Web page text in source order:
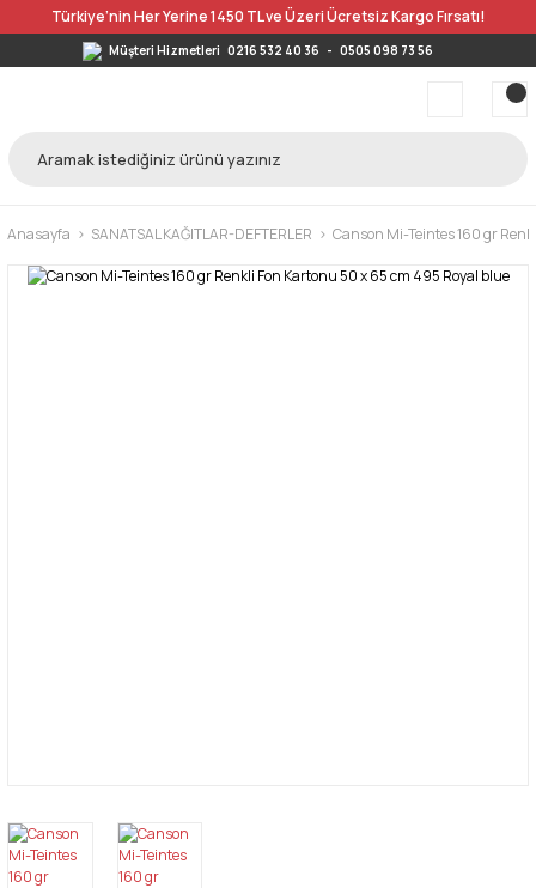
Türkiye’nin Her Yerine 1450 TL ve Üzeri Ücretsiz Kargo Fırsatı!
Müşteri Hizmetleri 0216 532 40 36 - 0505 098 73 56
Anasayfa SANATSAL KAĞITLAR-DEFTERLER Canson Mi-Teintes 160 gr